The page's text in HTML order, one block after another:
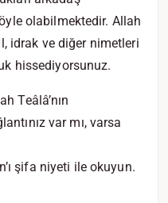
olabilmektedir. Allah
idrak ve diğer nimetleri
hissediyorsunuz.
Teâlâ’nın
var mı, varsa
şifa niyeti ile okuyun.